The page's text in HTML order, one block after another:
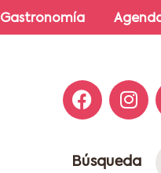
Gastronomía
Búsqueda